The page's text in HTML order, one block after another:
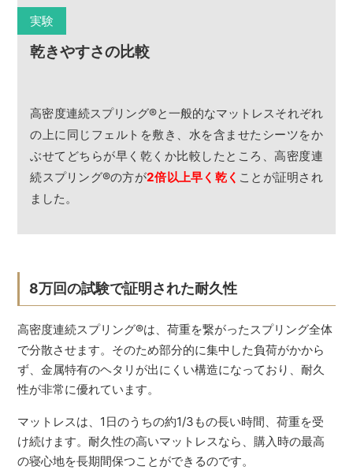
実験
乾きやすさの比較
高密度連続スプリング®と一般的なマットレスそれぞれ
の上に同じフェルトを敷き、水を含ませたシーツをか
ぶせてどちらが早く乾くか比較したところ、高密度連
続スプリング®の方が2倍以上早く乾く ことが証明され
ました。
8万回の試験で証明された耐久性
高密度連続スプリング®は、荷重を繋がったスプリング全体
で分散させます。そのため部分的に集中した負荷がかから
ず、金属特有のヘタリが出にくい構造になっており、耐久
性が非常に優れています。
マットレスは、1日のうちの約1/3もの長い時間、荷重を受
け続けます。耐久性の高いマットレスなら、購入時の最高
の寝心地を長期間保つことができるのです。